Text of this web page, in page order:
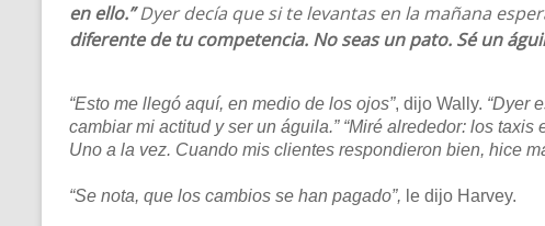
en ello.”Dyer decía que si te levantas en la mañana
diferente de tu competencia. No seas un pato. Sé un
“Esto me llegó aquí, en medio de los ojos”, dijo Wally. “Dyer
cambiar mi actitud y ser un águila.” “Miré alrededor: los
Uno a la vez. Cuando mis clientes respondieron bien, hice
“Se nota, que los cambios se han pagado”, le dijo Harvey.